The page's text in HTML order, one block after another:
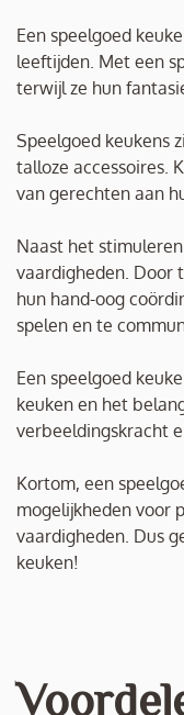
Een speelgoed
leeftijden. Met een
terwijl ze hun
Speelgoed keukens
talloze accessoires.
van gerechten aan
Naast het
vaardigheden. Door
hun hand-oog
spelen en te
Een speelgoed
keuken en het
verbeeldingskracht
Kortom, een
mogelijkheden voor
vaardigheden. Dus
keuken!